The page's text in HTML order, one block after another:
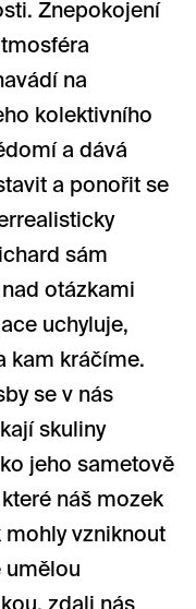
Znepokojení
na
kolektivního
a dává
a ponořit se
sám
otázkami
uchyluje,
kam kráčíme.
se v nás
skuliny
jeho sametově
náš mozek
mohly vzniknout
umělou